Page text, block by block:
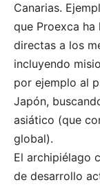
Canarias.
que Proexca
directas a los
incluyendo
por ejemplo al
Japón,
asiático (que
global).
El archipiélago
de desarrollo